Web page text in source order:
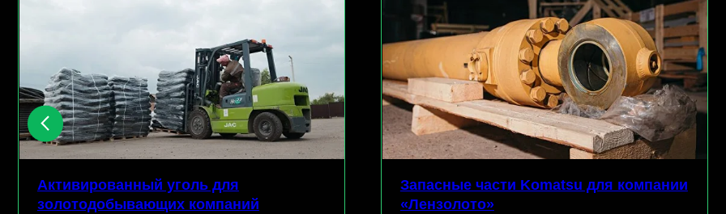
Активированный уголь для
золотодобывающих компаний
Подробнее
Запасные части Komatsu для компании
«Лензолото»
Подробнее